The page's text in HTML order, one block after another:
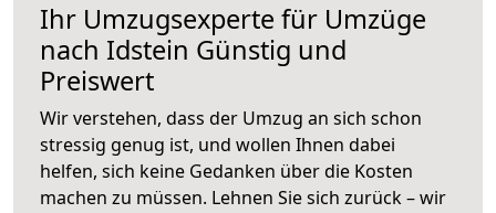
Ihr Umzugsexperte für Umzüge
nach Idstein Günstig und
Preiswert
Wir verstehen, dass der Umzug an sich schon
stressig genug ist, und wollen Ihnen dabei
helfen, sich keine Gedanken über die Kosten
machen zu müssen. Lehnen Sie sich zurück – wir